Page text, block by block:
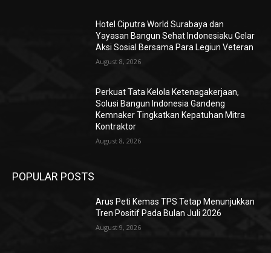
Hotel Ciputra World Surabaya dan
Yayasan Bangun Sehat Indonesiaku Gelar
Aksi Sosial Bersama Para Legiun Veteran
August 8, 2026
Perkuat Tata Kelola Ketenagakerjaan,
Solusi Bangun Indonesia Gandeng
Kemnaker Tingkatkan Kepatuhan Mitra
Kontraktor
August 8, 2026
POPULAR POSTS
Arus Peti Kemas TPS Tetap Menunjukkan
Tren Positif Pada Bulan Juli 2026
August 9, 2026